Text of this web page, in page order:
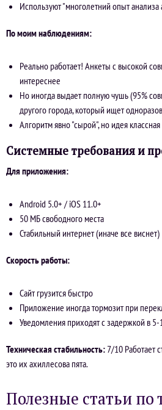
Используют "многолетний опыт анализа
По моим наблюдениям:
Реально работает! Анкеты с высокой
интереснее
Но иногда выдает полную чушь (95%
другого города, который ищет
Алгоритм явно "сырой", но идея классная
Системные требования и
Для приложения:
Android 5.0+ / iOS 11.0+
50 МБ свободного места
Стабильный интернет (иначе все виснет)
Скорость работы:
Сайт грузится быстро
Приложение иногда тормозит при
Уведомления приходят с задержкой в 5-
Техническая стабильность:7/10 Работает
это их ахиллесова пята.
Полезные статьи по